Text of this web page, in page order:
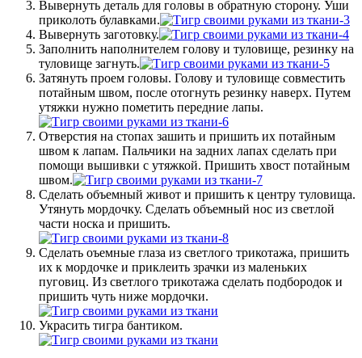
Вывернуть деталь для головы в обратную сторону. Уши
приколоть булавками.
Вывернуть заготовку.
Заполнить наполнителем голову и туловище, резинку на
туловище загнуть.
Затянуть проем головы. Голову и туловище совместить
потайным швом, после отогнуть резинку наверх. Путем
утяжки нужно пометить передние лапы.
Отверстия на стопах зашить и пришить их потайным
швом к лапам. Пальчики на задних лапах сделать при
помощи вышивки с утяжкой. Пришить хвост потайным
швом.
Сделать объемный живот и пришить к центру туловища.
Утянуть мордочку. Сделать объемный нос из светлой
части носка и пришить.
Сделать оъемные глаза из светлого трикотажа, пришить
их к мордочке и приклеить зрачки из маленьких
пуговиц. Из светлого трикотажа сделать подбородок и
пришить чуть ниже мордочки.
Украсить тигра бантиком.